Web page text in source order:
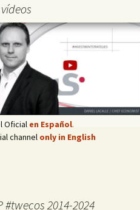
Oficial en Español.
channel only in English
#twecos 2014-2024